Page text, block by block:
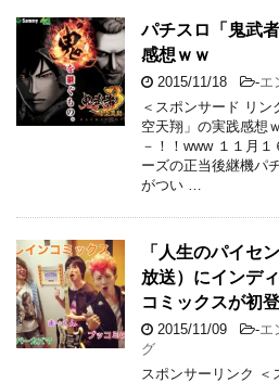
パチスロ「鬼武
感想ｗｗ
2015/11/18 -エ
＜スポンサード リ
空天翔」の実践感想
－！！www １１月
ーズの正当後継機パ
がつい …
「人生のパイセ
放送）にインデ
コミックスが初
2015/11/09 -エ
グ
スポンサーリンク ＜